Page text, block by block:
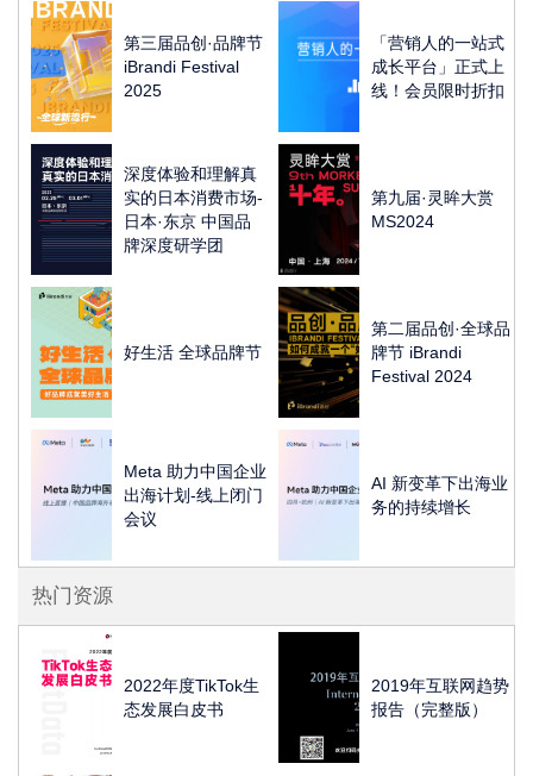
第三届品创·品牌节
iBrandi Festival
2025
「营销人的一站式
成长平台」正式上
线！会员限时折扣
深度体验和理解真
实的日本消费市场-
日本·东京 中国品
牌深度研学团
第九届·灵眸大赏
MS2024
好生活 全球品牌节
第二届品创·全球品
牌节 iBrandi
Festival 2024
Meta 助力中国企业
出海计划-线上闭门
会议
AI 新变革下出海业
务的持续增长
热门资源
2022年度TikTok生
态发展白皮书
2019年互联网趋势
报告（完整版）